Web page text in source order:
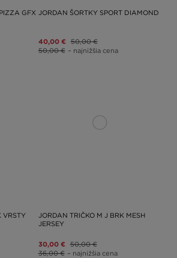
GFX JORDAN ŠORTKY SPORT DIAMOND
40,00 € 50,00 €
50,00 € – najnižšia cena
VRSTY
JORDAN TRIČKO M J BRK MESH
JERSEY
30,00 € 50,00 €
36,00 € – najnižšia cena